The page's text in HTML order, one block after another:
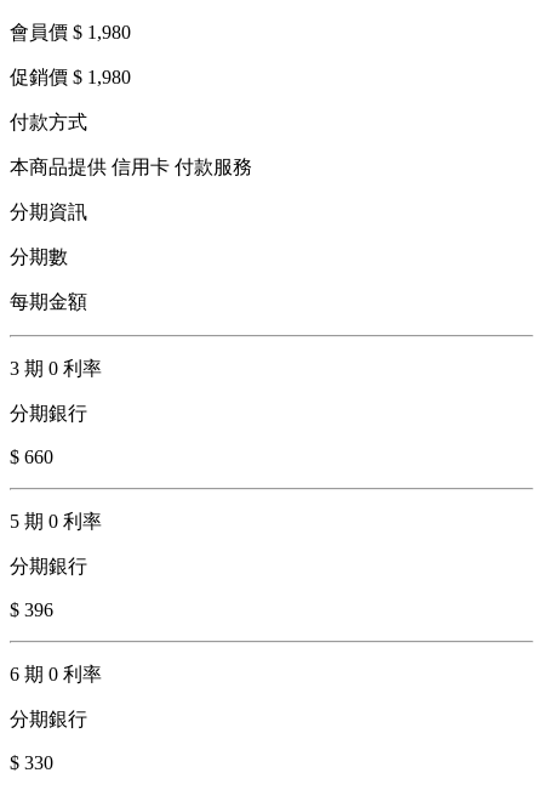
會員價 $ 1,980
促銷價 $ 1,980
付款方式
本商品提供 信用卡 付款服務
分期資訊
分期數
每期金額
3 期 0 利率
分期銀行
$ 660
5 期 0 利率
分期銀行
$ 396
6 期 0 利率
分期銀行
$ 330